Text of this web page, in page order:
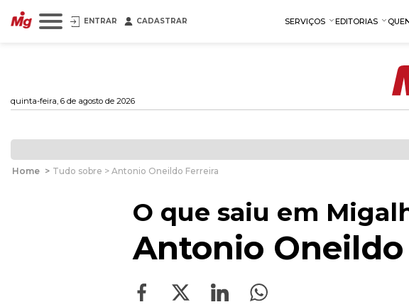
ENTRAR CADASTRAR SERVIÇOS EDITORIAS
quinta-feira, 6 de agosto de 2026
Home > Tudo sobre > Antonio Oneildo Ferreira
O que saiu em
Antonio Oneildo